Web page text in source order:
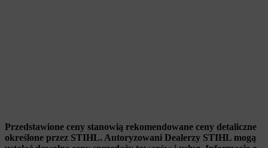
Przedstawione ceny stanowią rekomendowane ceny detaliczne
określone przez STIHL. Autoryzowani Dealerzy STIHL mogą